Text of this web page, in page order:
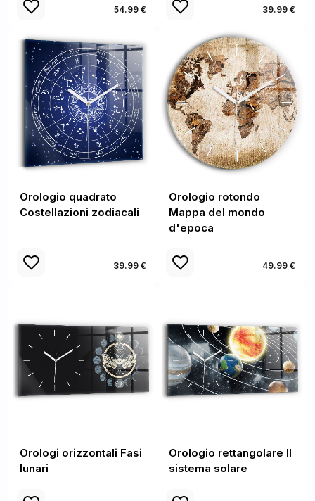
54.99 € 39.99 €
Orologio quadrato
Costellazioni zodiacali
39.99 €
Orologio rotondo
Mappa del mondo
d'epoca
49.99 €
Orologi orizzontali Fasi
lunari
Orologio rettangolare Il
sistema solare